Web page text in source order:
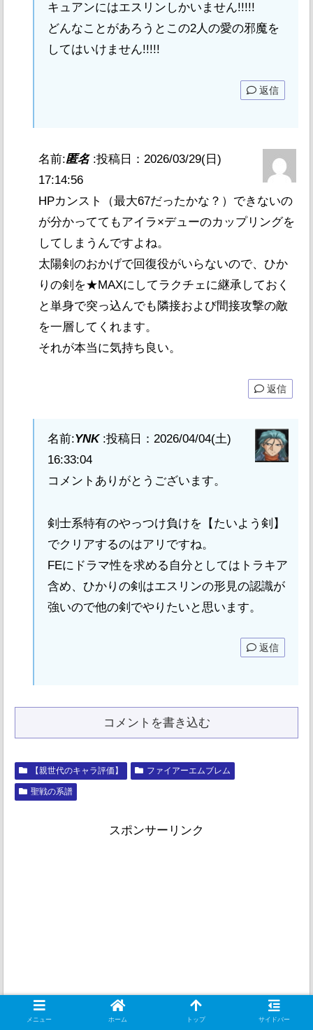
キュアンにはエスリンしかいません!!!!!
どんなことがあろうとこの2人の愛の邪魔を
してはいけません!!!!!
返信
名前:匿名:投稿日：2026/03/29(日)
17:14:56
HPカンスト（最大67だったかな？）できないの
が分かっててもアイラ×デューのカップリングを
してしまうんですよね。
太陽剣のおかげで回復役がいらないので、ひか
りの剣を★MAXにしてラクチェに継承しておく
と単身で突っ込んでも隣接および間接攻撃の敵
を一層してくれます。
それが本当に気持ち良い。
返信
名前:YNK:投稿日：2026/04/04(土)
16:33:04
コメントありがとうございます。
剣士系特有のやっつけ負けを【たいよう剣】
でクリアするのはアリですね。
FEにドラマ性を求める自分としてはトラキア
含め、ひかりの剣はエスリンの形見の認識が
強いので他の剣でやりたいと思います。
返信
コメントを書き込む
【親世代のキャラ評価】 ファイアーエムブレム
聖戦の系譜
スポンサーリンク
メニュー ホーム トップ サイドバー